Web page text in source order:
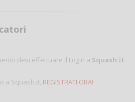
devi effettuare il Login a Squash.it
a Squash.it, REGISTRATI ORA!